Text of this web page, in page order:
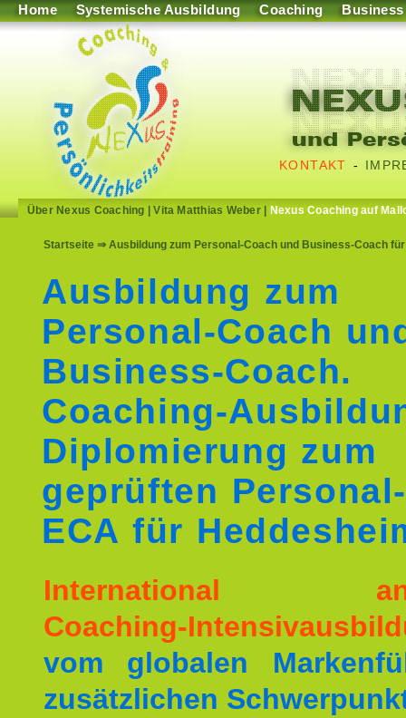
Home Systemische Ausbildung Coaching Business
KONTAKT -
Über Nexus Coaching |Vita Matthias Weber| Nexus Coaching auf
Startseite ⇒ Ausbildung zum Personal-Coach und Business-Coach
Ausbildung zum
Personal-Coach
Business-Coach.
Coaching-
Diplomierung zum
geprüften
ECA für
International
Coaching-
vom globalen
zusätzlichen